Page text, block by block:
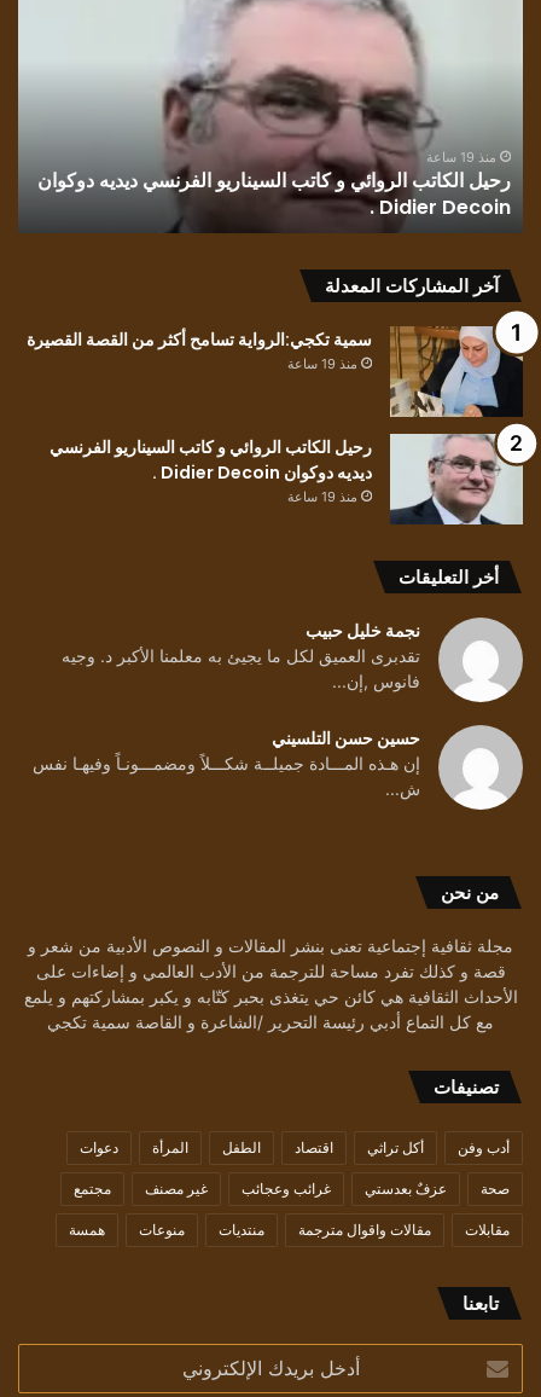
ديديه
دوكوان
Didier
Decoin
منذ 19 ساعة
رحيل الكاتب الروائي و كاتب السيناريو الفرنسي ديديه دوكوان
Didier Decoin .
آخر المشاركات المعدلة
سمية تكجي:الرواية تسامح أكثر من القصة القصيرة
منذ 19 ساعة
رحيل الكاتب الروائي و كاتب السيناريو الفرنسي
ديديه دوكوان Didier Decoin .
منذ 19 ساعة
أخر التعليقات
نجمة خليل حبيب
تقدبرى العميق لكل ما يجيئ به معلمنا الأكبر د. وجيه
فانوس ,إن...
حسين حسن التلسيني
إن هـذه المـــادة جميلــة شكـــلاً ومضمـــونـاً وفيهـا نفس
ش...
من نحن
مجلة ثقافية إجتماعية تعنى بنشر المقالات و النصوص الأدبية من شعر و
قصة و كذلك تفرد مساحة للترجمة من الأدب العالمي و إضاءات على
الأحداث الثقافية هي كائن حي يتغذى بحبر كتّابه و يكبر بمشاركتهم و يلمع
مع كل التماع أدبي رئيسة التحرير /الشاعرة و القاصة سمية تكجي
تصنيفات
أدب وفن أكل تراثي اقتصاد الطفل المرأة دعوات
صحة عزفٌ بعدستي غرائب وعجائب غير مصنف مجتمع
مقابلات مقالات واقوال مترجمة منتديات منوعات همسة
تابعنا
بريدك